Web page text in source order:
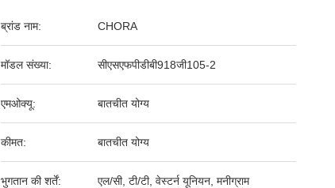
ब्रांड नाम: CHORA
मॉडल संख्या: सीएसएफपीडीबी918जी105-2
एमओक्यू: बातचीत योग्य
कीमत: बातचीत योग्य
भुगतान की शर्तें: एल/सी, टी/टी, वेस्टर्न यूनियन, मनीग्राम